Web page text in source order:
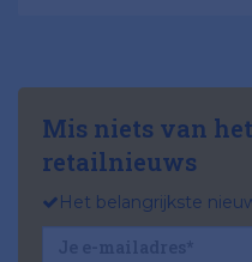
Mis niets van
retailnieuws
Het belangrijkste